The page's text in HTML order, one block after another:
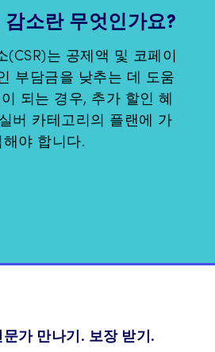
소란 무엇인가요?
(CSR)는 공제액 및 코페이
부담금을 낮추는 데 도움
되는 경우, 추가 할인 혜
버 카테고리의 플랜에 가
해야 합니다.
가 만나기. 보장 받기.